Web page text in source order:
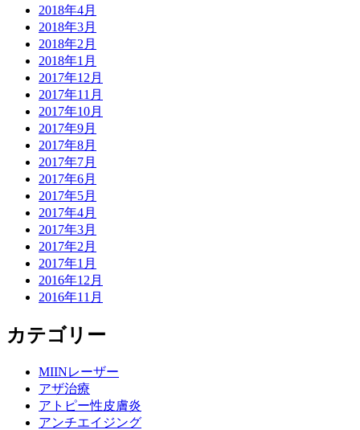
2018年4月
2018年3月
2018年2月
2018年1月
2017年12月
2017年11月
2017年10月
2017年9月
2017年8月
2017年7月
2017年6月
2017年5月
2017年4月
2017年3月
2017年2月
2017年1月
2016年12月
2016年11月
カテゴリー
MIINレーザー
アザ治療
アトピー性皮膚炎
アンチエイジング